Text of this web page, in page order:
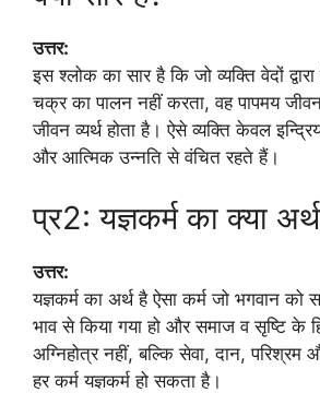
उत्तर:
इस श्लोक का सार है कि जो व्यक्ति वेदों द्वारा
चक्र का पालन नहीं करता, वह पापमय
जीवन व्यर्थ होता है। ऐसे व्यक्ति केवल
और आत्मिक उन्नति से वंचित रहते हैं।
प्र2: यज्ञकर्म का क्या
उत्तर:
यज्ञकर्म का अर्थ है ऐसा कर्म जो भगवान को
भाव से किया गया हो और समाज व सृष्टि के
अग्निहोत्र नहीं, बल्कि सेवा, दान, परिश्रम
हर कर्म यज्ञकर्म हो सकता है।